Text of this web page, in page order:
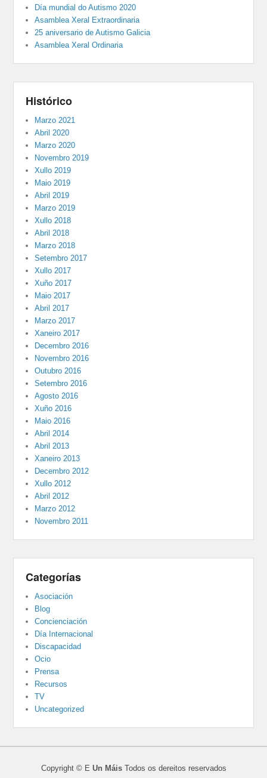
Día mundial do Autismo 2020
Asamblea Xeral Extraordinaria
25 aniversario de Autismo Galicia
Asamblea Xeral Ordinaria
Histórico
Marzo 2021
Abril 2020
Marzo 2020
Novembro 2019
Xullo 2019
Maio 2019
Abril 2019
Marzo 2019
Xullo 2018
Abril 2018
Marzo 2018
Setembro 2017
Xullo 2017
Xuño 2017
Maio 2017
Abril 2017
Marzo 2017
Xaneiro 2017
Decembro 2016
Novembro 2016
Outubro 2016
Setembro 2016
Agosto 2016
Xuño 2016
Maio 2016
Abril 2014
Abril 2013
Xaneiro 2013
Decembro 2012
Xullo 2012
Abril 2012
Marzo 2012
Novembro 2011
Categorías
Asociación
Blog
Concienciación
Día Internacional
Discapacidad
Ocio
Prensa
Recursos
TV
Uncategorized
Copyright © E Un MáisTodos os dereitos reservados